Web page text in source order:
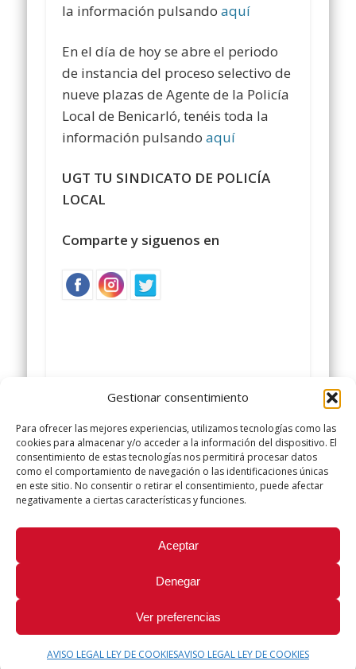
Gestionar consentimiento
Para ofrecer las mejores experiencias, utilizamos tecnologías como las
cookies para almacenar y/o acceder a la información del dispositivo. El
consentimiento de estas tecnologías nos permitirá procesar datos
como el comportamiento de navegación o las identificaciones únicas
en este sitio. No consentir o retirar el consentimiento, puede afectar
negativamente a ciertas características y funciones.
Aceptar
Denegar
Ver preferencias
AVISO LEGAL LEY DE COOKIESAVISO LEGAL LEY DE COOKIES
la información pulsandoaquí
En el día de hoy se abre el periodo
de instancia del proceso selectivo de
nueve plazas de Agente de la Policía
Local de Benicarló, tenéis toda la
información pulsandoaquí
UGT TU SINDICATO DE POLICÍA
LOCAL
Comparte y siguenos en
Oposición
Did you like this article? Share it with your friends!
© 2026 Sindicato Policía Local UGT